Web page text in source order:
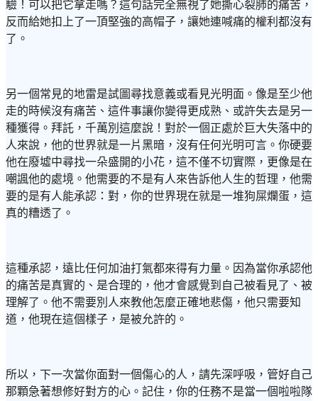
驗！可以把它拿走嗎？這句話完全無視了她撕心裂肺的痛苦，
反而給她扣上了一頂堅強的高帽子，讓她連喊痛的權利都沒有
了。
另一個常見的地雷是試圖尋找意義或看見光明面。像是至少他
走的時候沒有痛苦、這件事讓你變得更成熟、或許失去是另一
種獲得。拜託，千萬別這麼說！對於一個正處於巨大失落中的
人來說，他的世界就是一片黑暗，沒有任何光明可言。你硬要
他在廢墟中尋找一朵盛開的小花，這不僅不切實際，更像是在
嘲諷他的處境。他需要的不是有人來告訴他人生的哲理，他需
要的是有人能承認：對，你的世界現在就是一堆狗屎爛蛋，這
真的糟透了。
這種承認，遠比任何加油打氣都來得有力量。因為當你承認他
的痛苦是真實的、是合理的，他才會感覺到自己被看見了、被
理解了。他不需要別人來教他怎麼正確地悲傷，他只需要知
道，他現在這個樣子，是被允許的。
所以，下一次當你面對一個傷心的人，請先深呼吸，管好自己
那顆急著想修好對方的心。記住，你的任務不是當一個啦啦隊